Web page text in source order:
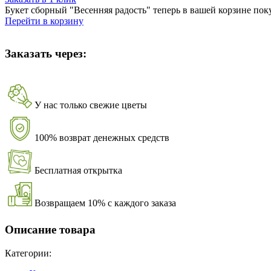
Букет сборный "Весенняя радость" теперь в вашей корзине
Перейти в корзину
Заказать через:
У нас только свежие цветы
100% возврат денежных средств
Бесплатная открытка
Возвращаем 10% с каждого заказа
Описание товара
Категории: